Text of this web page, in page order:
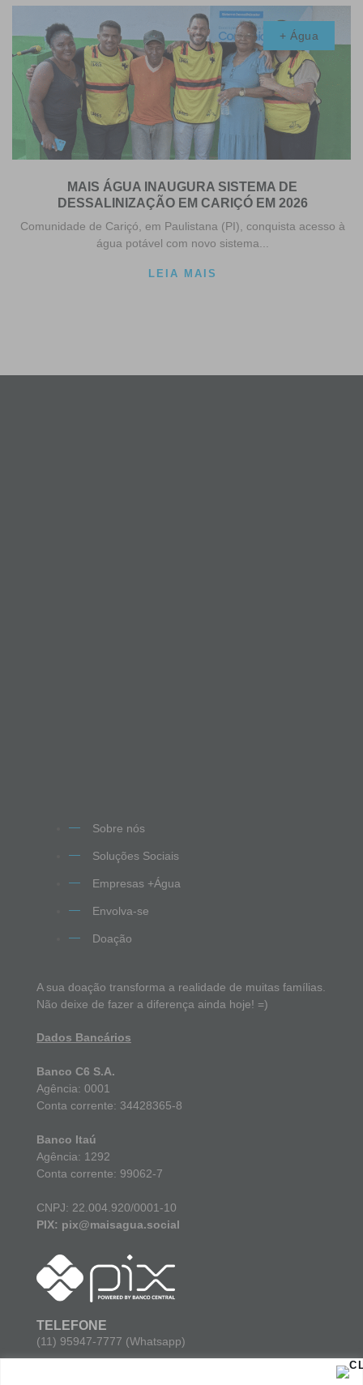
+ Água
MAIS ÁGUA INAUGURA SISTEMA DE
DESSALINIZAÇÃO EM CARIÇÓ EM 2026
Comunidade de Cariçó, em Paulistana (PI), conquista acesso à
água potável com novo sistema...
LEIA MAIS
Sobre nós
Soluções Sociais
Empresas +Água
Envolva-se
Doação
A sua doação transforma a realidade de muitas famílias.
Não deixe de fazer a diferença ainda hoje! =)
Dados Bancários
Banco C6 S.A.
Agência: 0001
Conta corrente: 34428365-8
Banco Itaú
Agência: 1292
Conta corrente: 99062-7
CNPJ: 22.004.920/0001-10
PIX: pix@maisagua.social
TELEFONE
(11) 95947-7777 (Whatsapp)